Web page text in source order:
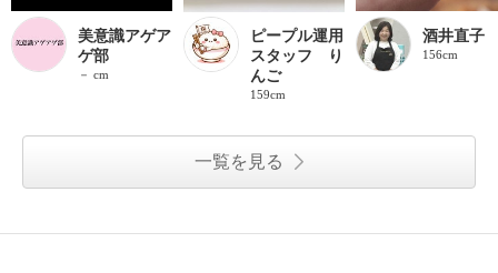
美意識アゲア
ゲ部
－ cm
ピープル運用
スタッフ り
んご
159cm
酒井直子
156cm
一覧を見る